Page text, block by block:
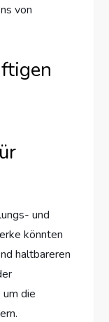
von
und
könnten
haltbareren
die